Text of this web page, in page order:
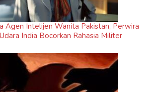
Agen Intelijen Wanita Pakistan, Perwira
India Bocorkan Rahasia Militer